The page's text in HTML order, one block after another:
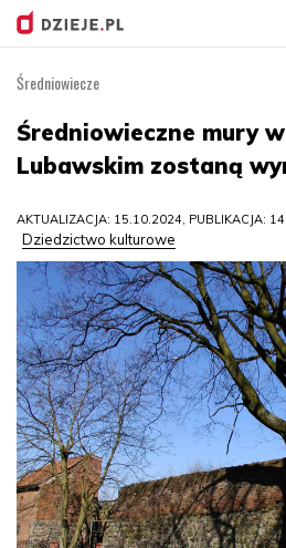
treści
Średniowiecze
Średniowieczne mury
Lubawskim zostaną
AKTUALIZACJA: 15.10.2024, PUBLIKACJA:
Dziedzictwo kulturowe